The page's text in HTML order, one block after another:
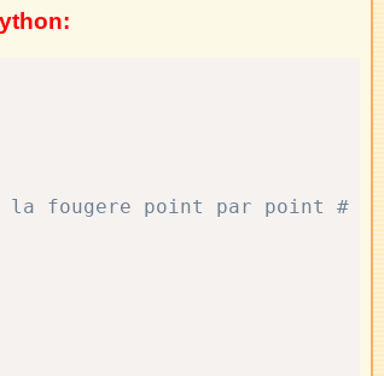
fougere point par point #